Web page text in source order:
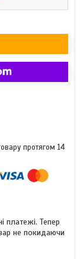
протягом 14
платежі. Тепер
не покидаючи